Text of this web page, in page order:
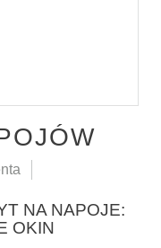
NA NAPOJE:
OKIN